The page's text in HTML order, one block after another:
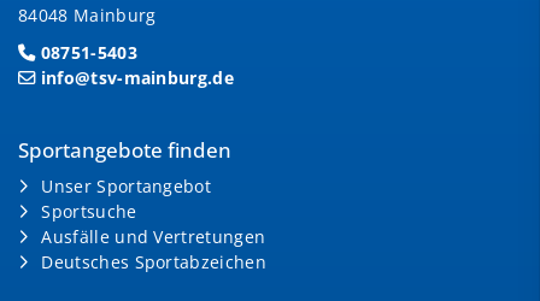
84048 Mainburg
08751-5403
info@tsv-mainburg.de
Sportangebote finden
Unser Sportangebot
Sportsuche
Ausfälle und Vertretungen
Deutsches Sportabzeichen